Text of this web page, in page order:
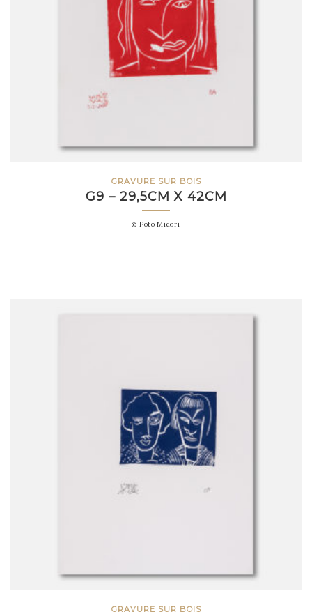
GRAVURE SUR BOIS
G9 – 29,5CM X 42CM
© Foto Midori
GRAVURE SUR BOIS